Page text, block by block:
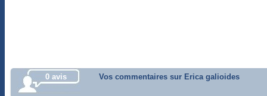
0 avis Vos commentaires sur Erica galioides